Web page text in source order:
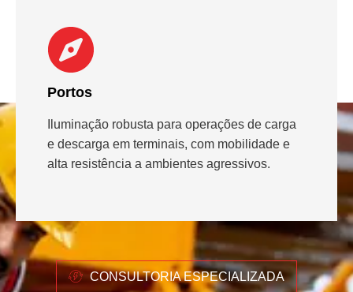
Portos
Iluminação robusta para operações de carga
e descarga em terminais, com mobilidade e
alta resistência a ambientes agressivos.
CONSULTORIA ESPECIALIZADA